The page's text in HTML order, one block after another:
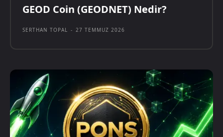
GEOD Coin (GEODNET) Nedir?
SERTHAN TOPAL - 27 TEMMUZ 2026